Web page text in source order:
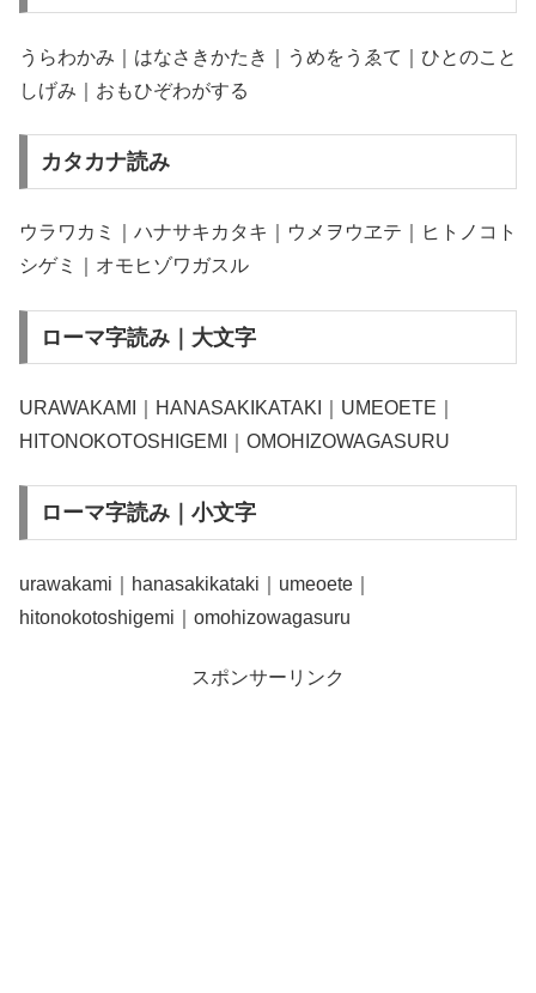
うらわかみ｜はなさきかたき｜うめをうゑて｜ひとのこと
しげみ｜おもひぞわがする
カタカナ読み
ウラワカミ｜ハナサキカタキ｜ウメヲウヱテ｜ヒトノコト
シゲミ｜オモヒゾワガスル
ローマ字読み｜大文字
URAWAKAMI｜HANASAKIKATAKI｜UMEOETE｜
HITONOKOTOSHIGEMI｜OMOHIZOWAGASURU
ローマ字読み｜小文字
urawakami｜hanasakikataki｜umeoete｜
hitonokotoshigemi｜omohizowagasuru
スポンサーリンク